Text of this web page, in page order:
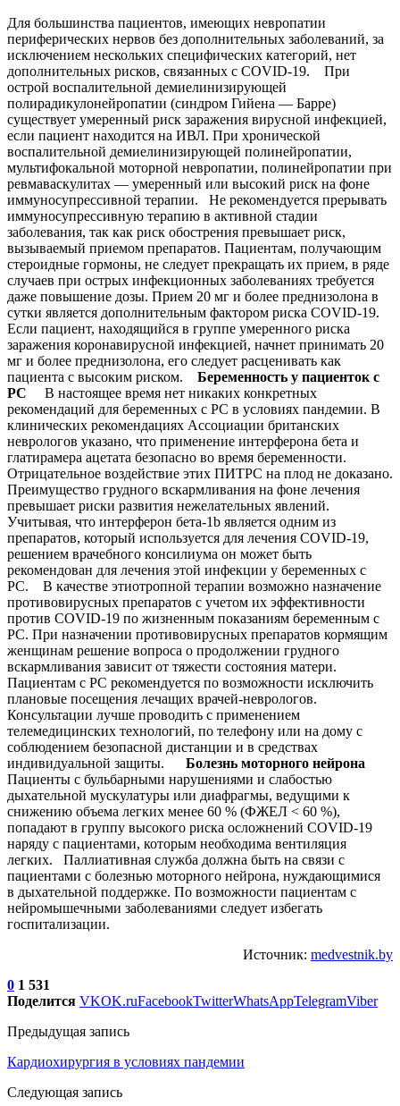
Для большинства пациентов, имеющих невропатии
периферических нервов без дополнительных заболеваний, за
исключением нескольких специфических категорий, нет
дополнительных рисков, связанных с COVID-19. При
острой воспалительной демиелинизирующей
полирадикулонейропатии (синдром Гийена — Барре)
существует умеренный риск заражения вирусной инфекцией,
если пациент находится на ИВЛ. При хронической
воспалительной демиелинизирующей полинейропатии,
мультифокальной моторной невропатии, полинейропатии при
ревмаваскулитах — умеренный или высокий риск на фоне
иммуносупрессивной терапии. Не рекомендуется прерывать
иммуносупрессивную терапию в активной стадии
заболевания, так как риск обострения превышает риск,
вызываемый приемом препаратов. Пациентам, получающим
стероидные гормоны, не следует прекращать их прием, в ряде
случаев при острых инфекционных заболеваниях требуется
даже повышение дозы. Прием 20 мг и более преднизолона в
сутки является дополнительным фактором риска COVID-19.
Если пациент, находящийся в группе умеренного риска
заражения коронавирусной инфекцией, начнет принимать 20
мг и более преднизолона, его следует расценивать как
пациента с высоким риском.
Беременность у пациенток с
РС
В настоящее время нет никаких конкретных
рекомендаций для беременных с РС в условиях пандемии. В
клинических рекомендациях Ассоциации британских
неврологов указано, что применение интерферона бета и
глатирамера ацетата безопасно во время беременности.
Отрицательное воздействие этих ПИТРС на плод не доказано.
Преимущество грудного вскармливания на фоне лечения
превышает риски развития нежелательных явлений.
Учитывая, что интерферон бета-1b является одним из
препаратов, который используется для лечения COVID-19,
решением врачебного консилиума он может быть
рекомендован для лечения этой инфекции у беременных с
РС. В качестве этиотропной терапии возможно назначение
противовирусных препаратов с учетом их эффективности
против COVID-19 по жизненным показаниям беременным с
РС. При назначении противовирусных препаратов кормящим
женщинам решение вопроса о продолжении грудного
вскармливания зависит от тяжести состояния матери.
Пациентам с РС рекомендуется по возможности исключить
плановые посещения лечащих врачей-неврологов.
Консультации лучше проводить с применением
телемедицинских технологий, по телефону или на дому с
соблюдением безопасной дистанции и в средствах
индивидуальной защиты.
Болезнь моторного нейрона
Пациенты с бульбарными нарушениями и слабостью
дыхательной мускулатуры или диафрагмы, ведущими к
снижению объема легких менее 60 % (ФЖЕЛ < 60 %),
попадают в группу высокого риска осложнений COVID-19
наряду с пациентами, которым необходима вентиляция
легких. Паллиативная служба должна быть на связи с
пациентами с болезнью моторного нейрона, нуждающимися
в дыхательной поддержке. По возможности пациентам с
нейромышечными заболеваниями следует избегать
госпитализации.
Источник: medvestnik.by
0 1 531
Поделится VKOK.ruFacebookTwitterWhatsAppTelegramViber
Предыдущая запись
Кардиохирургия в условиях пандемии
Следующая запись